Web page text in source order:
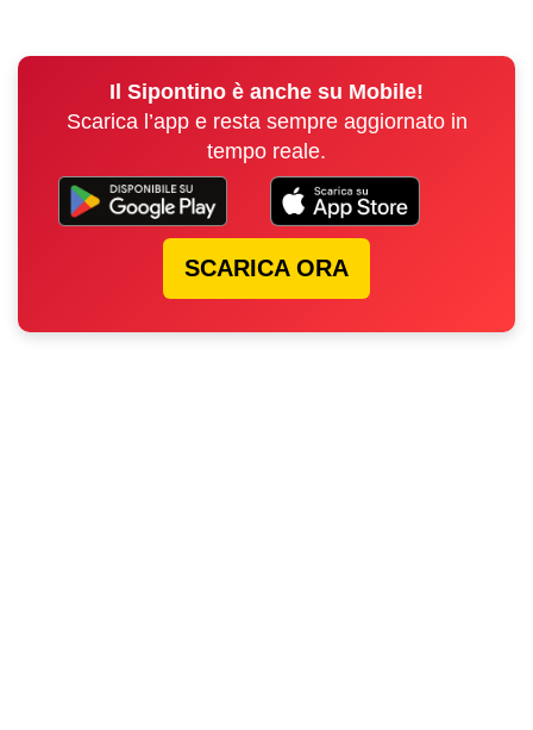
Il Sipontino è anche su Mobile!
Scarica l’app e resta sempre aggiornato in
tempo reale.
SCARICA ORA